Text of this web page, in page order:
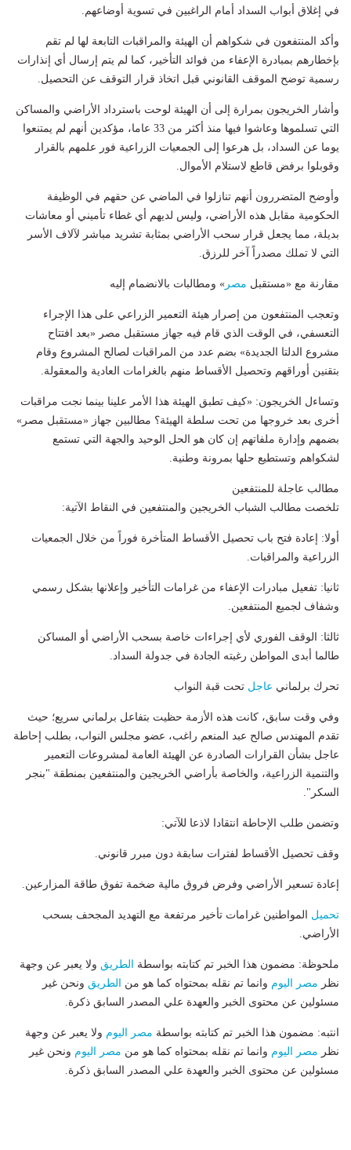
في إغلاق أبواب السداد أمام الراغبين في تسوية أوضاعهم.
وأكد المنتفعون في شكواهم أن الهيئة والمراقبات التابعة لها لم تقم
بإخطارهم بمبادرة الإعفاء من فوائد التأخير، كما لم يتم إرسال أي إنذارات
رسمية توضح الموقف القانوني قبل اتخاذ قرار التوقف عن التحصيل.
وأشار الخريجون بمرارة إلى أن الهيئة لوحت باسترداد الأراضي والمساكن
التي تسلموها وعاشوا فيها منذ أكثر من 33 عاما، مؤكدين أنهم لم يمتنعوا
يوما عن السداد، بل هرعوا إلى الجمعيات الزراعية فور علمهم بالقرار
وقوبلوا برفض قاطع لاستلام الأموال.
وأوضح المتضررون أنهم تنازلوا في الماضي عن حقهم في الوظيفة
الحكومية مقابل هذه الأراضي، وليس لديهم أي غطاء تأميني أو معاشات
بديلة، مما يجعل قرار سحب الأراضي بمثابة تشريد مباشر لآلاف الأسر
التي لا تملك مصدراً آخر للرزق.
مقارنة مع «مستقبل مصر » ومطالبات بالانضمام إليه
وتعجب المنتفعون من إصرار هيئة التعمير الزراعي على هذا الإجراء
التعسفي، في الوقت الذي قام فيه جهاز مستقبل مصر «بعد افتتاح
مشروع الدلتا الجديدة» بضم عدد من المراقبات لصالح المشروع وقام
بتقنين أوراقهم وتحصيل الأقساط منهم بالغرامات العادية والمعقولة.
وتساءل الخريجون: «كيف تطبق الهيئة هذا الأمر علينا بينما نجت مراقبات
أخرى بعد خروجها من تحت سلطة الهيئة؟ مطالبين جهاز «مستقبل مصر»
بضمهم وإدارة ملفاتهم إن كان هو الحل الوحيد والجهة التي تستمع
لشكواهم وتستطيع حلها بمرونة وطنية.
مطالب عاجلة للمنتفعين
تلخصت مطالب الشباب الخريجين والمنتفعين في النقاط الآتية:
أولا: إعادة فتح باب تحصيل الأقساط المتأخرة فوراً من خلال الجمعيات
الزراعية والمراقبات.
ثانيا: تفعيل مبادرات الإعفاء من غرامات التأخير وإعلانها بشكل رسمي
وشفاف لجميع المنتفعين.
ثالثا: الوقف الفوري لأي إجراءات خاصة بسحب الأراضي أو المساكن
طالما أبدى المواطن رغبته الجادة في جدولة السداد.
تحرك برلماني عاجل تحت قبة النواب
وفي وقت سابق، كانت هذه الأزمة حظيت بتفاعل برلماني سريع؛ حيث
تقدم المهندس صالح عبد المنعم راغب، عضو مجلس النواب، بطلب إحاطة
عاجل بشأن القرارات الصادرة عن الهيئة العامة لمشروعات التعمير
والتنمية الزراعية، والخاصة بأراضي الخريجين والمنتفعين بمنطقة "بنجر
السكر".
وتضمن طلب الإحاطة انتقادا لاذعا للآتي:
وقف تحصيل الأقساط لفترات سابقة دون مبرر قانوني.
إعادة تسعير الأراضي وفرض فروق مالية ضخمة تفوق طاقة المزارعين.
تحميل المواطنين غرامات تأخير مرتفعة مع التهديد المجحف بسحب
الأراضي.
ملحوظة: مضمون هذا الخبر تم كتابته بواسطة الطريق ولا يعبر عن وجهة
نظر مصر اليوم وانما تم نقله بمحتواه كما هو من الطريق ونحن غير
مسئولين عن محتوى الخبر والعهدة علي المصدر السابق ذكرة.
انتبه: مضمون هذا الخبر تم كتابته بواسطة مصر اليوم ولا يعبر عن وجهة
نظر مصر اليوم وانما تم نقله بمحتواه كما هو من مصر اليوم ونحن غير
مسئولين عن محتوى الخبر والعهدة علي المصدر السابق ذكرة.